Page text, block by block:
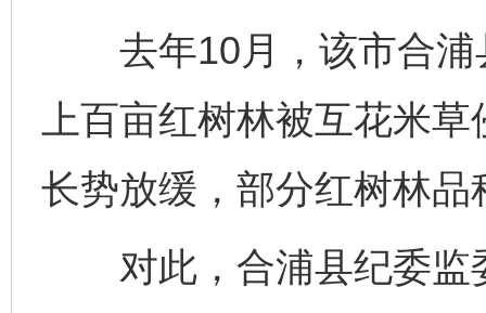
去年10月，该市合浦
上百亩红树林被互花米
长势放缓，部分红树林
对此，合浦县纪委监